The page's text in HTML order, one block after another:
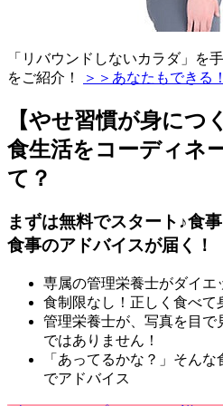
「リバウンドしないカラダ」を
をご紹介！
＞＞あなたもできる
【やせ習慣が身につ
食生活をコーディネ
て？
まずは無料でスタート♪食
食事のアドバイスが届く！
専属の管理栄養士がダイエ
食制限なし！正しく食べて
管理栄養士が、写真を目
ではありません！
「あってるかな？」そん
でアドバイス